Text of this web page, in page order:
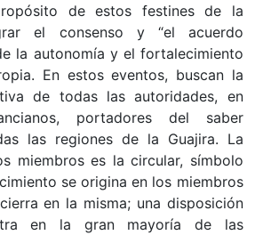
de estos festines de la
el consenso y “el acuerdo
la autonomía y el fortalecimiento
En estos eventos, buscan la
de todas las autoridades, en
portadores del saber
las regiones de la Guajira. La
miembros es la circular, símbolo
se origina en los miembros
en la misma; una disposición
en la gran mayoría de las